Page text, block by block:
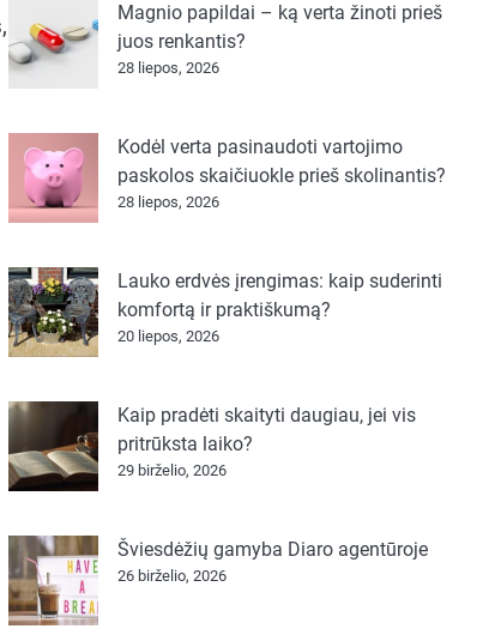
Magnio papildai – ką verta žinoti prieš
juos renkantis?
28 liepos, 2026
Kodėl verta pasinaudoti vartojimo
paskolos skaičiuokle prieš skolinantis?
28 liepos, 2026
Lauko erdvės įrengimas: kaip suderinti
komfortą ir praktiškumą?
20 liepos, 2026
Kaip pradėti skaityti daugiau, jei vis
pritrūksta laiko?
29 birželio, 2026
Šviesdėžių gamyba Diaro agentūroje
26 birželio, 2026